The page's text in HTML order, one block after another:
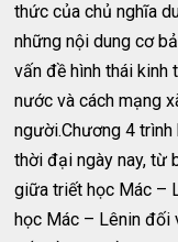
thức của chủ nghĩa
những nội dung cơ
vấn đề hình thái kinh
nước và cách mạng
người.Chương 4
thời đại ngày nay, từ
giữa triết học Mác –
học Mác – Lênin đối